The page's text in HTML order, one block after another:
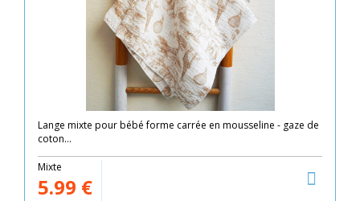
Lange mixte pour bébé forme carrée en mousseline - gaze de
coton...
Mixte
5.99 €